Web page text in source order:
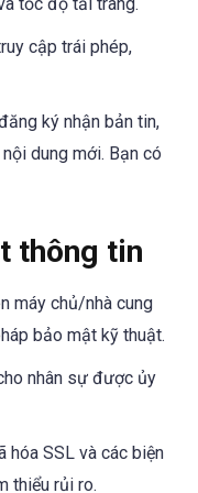
tốc độ tải trang.
cập trái phép,
ký nhận bản tin,
dung mới. Bạn có
thông tin
máy chủ/nhà cung
bảo mật kỹ thuật.
nhân sự được ủy
hóa SSL và các biện
thiểu rủi ro.